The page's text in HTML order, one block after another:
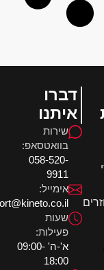
דברו
איתנו
שירות
בוואטסאפ:
058-520-
אימייל:
שעות
פעילות:
א'-ה' 09:00-
18:00